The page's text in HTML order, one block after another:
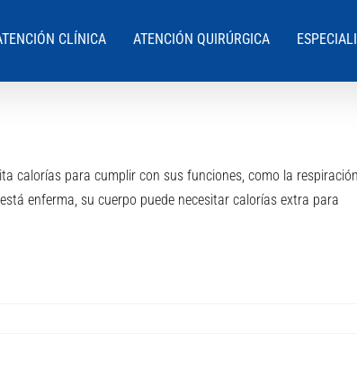
CLÍNICA ATENCIÓN QUIRÚRGICA
calorías para cumplir con sus funciones, como la
enferma, su cuerpo puede necesitar calorías extra para